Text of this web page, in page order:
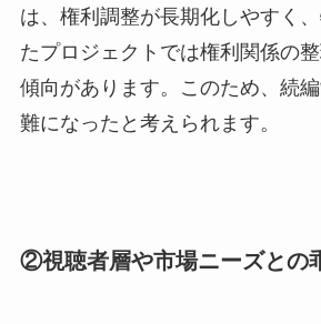
は、権利調整が長期化しやすく
たプロジェクトでは権利関係の
傾向があります。このため、続
難になったと考えられます。
②視聴者層や市場ニーズとの